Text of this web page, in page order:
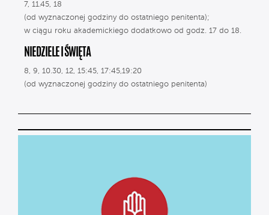
7, 11.45, 18
(od wyznaczonej godziny do ostatniego penitenta);
w ciągu roku akademickiego dodatkowo od godz. 17 do 18.
NIEDZIELE I ŚWIĘTA
8, 9, 10.30, 12, 15:45, 17:45,19:20
(od wyznaczonej godziny do ostatniego penitenta)